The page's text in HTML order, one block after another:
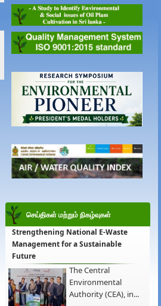
செய்திகள் மற்றும் நிகழ்வுகள்
Strengthening National E-Waste
Management for a Sustainable
Future
The Central
Environmental
Authority (CEA), in...